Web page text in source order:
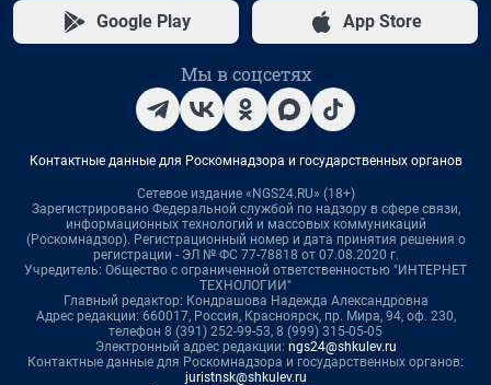
Google Play App Store
Мы в соцсетях
Контактные данные для Роскомнадзора и государственных органов
Сетевое издание «NGS24.RU» (18+)
Зарегистрировано Федеральной службой по надзору в сфере связи,
информационных технологий и массовых коммуникаций
(Роскомнадзор). Регистрационный номер и дата принятия решения о
регистрации - ЭЛ № ФС 77-78818 от 07.08.2020 г.
Учредитель: Общество с ограниченной ответственностью "ИНТЕРНЕТ
ТЕХНОЛОГИИ"
Главный редактор: Кондрашова Надежда Александровна
Адрес редакции: 660017, Россия, Красноярск, пр. Мира, 94, оф. 230,
телефон 8 (391) 252-99-53, 8 (999) 315-05-05
Электронный адрес редакции: ngs24@shkulev.ru
Контактные данные для Роскомнадзора и государственных органов:
juristnsk@shkulev.ru